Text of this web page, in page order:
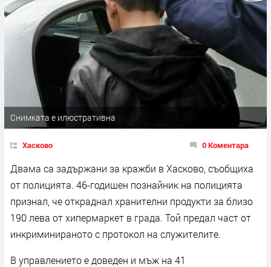
Снимката е илюстративна
Хасково 0 Коментара
Двама са задържани за кражби в Хасково, съобщиха
от полицията. 46-годишен познайник на полицията
признал, че откраднал хранителни продукти за близо
190 лева от хипермаркет в града. Той предал част от
инкриминираното с протокол на служителите.
В управлението е доведен и мъж на 41